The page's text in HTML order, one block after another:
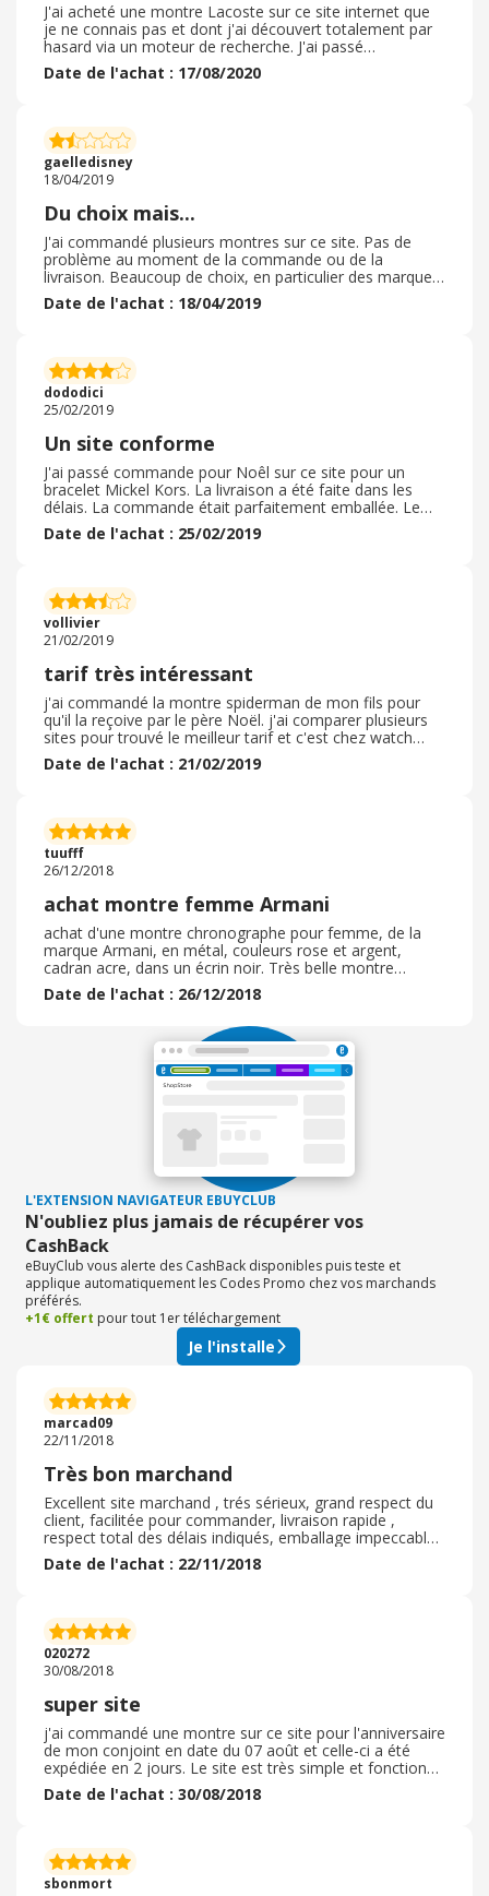
J'ai acheté une montre Lacoste sur ce site internet que
je ne connais pas et dont j'ai découvert totalement par
hasard via un moteur de recherche. J'ai passé
commande mais en prenant le soin de vérifier si j'avais
droit à un cashback, la livraison a été assez rapide, j'ai
été rapide, l'emballage était totalement correct et
l'article conforme à la description faite et à mes
attentes. Je pourrai commander à nouveau si besoin est.
Date de l'achat : 17/08/2020
gaelledisney
18/04/2019
Du choix mais...
J'ai commandé plusieurs montres sur ce site. Pas de
problème au moment de la commande ou de la
livraison. Beaucoup de choix, en particulier des marques
introuvables ailleurs ( par exemple Cath Kidston, marque
anglaise) . Les produits reçus sont exactement comme
montres par la suite et j'ai essayé de contacter les
service après-vente, et n'ai jamais pu obtenir de
réponse, ce qui est un point très très négatif.
Date de l'achat : 18/04/2019
dododici
25/02/2019
Un site conforme
J'ai passé commande pour Noêl sur ce site pour un
bracelet Mickel Kors. La livraison a été faite dans les
délais. La commande était parfaitement emballée. Le
bracelet était conforme a ce que j'avais vu sur Internet.
Un peu déçu par le fait que le bracelet était emballé dans
point pourrait être modifier. Concernant les retours cela
n'a pas était le cas donc aucun soucis, et je ne sais pas
si les retours sont a nos frais.
Date de l'achat : 25/02/2019
vollivier
21/02/2019
tarif très intéressant
j'ai commandé la montre spiderman de mon fils pour
qu'il la reçoive par le père Noël. j'ai comparer plusieurs
sites pour trouvé le meilleur tarif et c'est chez watch
shop qu'elle était la moins cher. aucun problème
rencontré pour passer ma commande et j'ai reçu ma
longue et le délais annoncé non respecté de quelques
jours mais en période d'achat de Noël ça peut se
comprendre. je commanderais de nouveau sur ce site si
besoin.
Date de l'achat : 21/02/2019
tuufff
26/12/2018
achat montre femme Armani
achat d'une montre chronographe pour femme, de la
marque Armani, en métal, couleurs rose et argent,
cadran acre, dans un écrin noir. Très belle montre
féminine, produit conforme aux descriptifs. prix très
attractif et les mieux placé. délai de la livraison respectée
paiement sécurisé via PayPal. et biensur toujours le
cashback ( de 3 % ) ce qui fait un achat intéressant ! je
vous recommande donc watch shop pour tout achat de
montres homme ou femme.
Date de l'achat : 26/12/2018
L'EXTENSION NAVIGATEUR EBUYCLUB
N'oubliez plus jamais de récupérer vos
CashBack
eBuyClub vous alerte des CashBack disponibles puis teste et
applique automatiquement les Codes Promo chez vos marchands
préférés.
+1€ offert pour tout 1er téléchargement
Je l'installe
marcad09
22/11/2018
Très bon marchand
Excellent site marchand , trés sérieux, grand respect du
client, facilitée pour commander, livraison rapide ,
respect total des délais indiqués, emballage impeccable
et soigné, trés bon rapport qualité / prix . Trés bon
produit , d'exellente qualité aucune mauvaise surprise,
et à tous que se soit pour pour soi même ou offrir un
cadeau à un proche ou un ami . . En conclusion, super,
super, super
Date de l'achat : 22/11/2018
020272
30/08/2018
super site
j'ai commandé une montre sur ce site pour l'anniversaire
de mon conjoint en date du 07 août et celle-ci a été
expédiée en 2 jours. Le site est très simple et fonctionne
très bien, ma commande s'est déroulée à merveille et
rapidement. En moins d'une semaine je recevais ma
compte, l'emballage était fait avec goût et le colis était
en parfait état. La montre correspond à celle de ma
commande et la qualité est également respectée. Je
Date de l'achat : 30/08/2018
sbonmort